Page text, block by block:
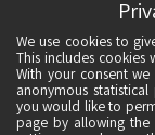
We use cookies to
This includes cookies
With your consent
anonymous
you would like to
page by allowing the